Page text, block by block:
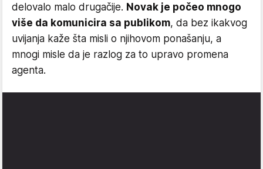
delovalo malo drugačije. Novak je počeo mnogo
više da komunicira sa publikom, da bez ikakvog
uvijanja kaže šta misli o njihovom ponašanju, a
mnogi misle da je razlog za to upravo promena
agenta.